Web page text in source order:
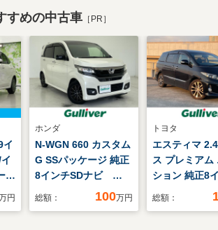
すめの中古車 ［PR］
イ
ム
円
ホンダ
N-WGN 660 カスタム
G SSパッケージ 純正
8インチSDナビ
Bluetooth USB バ
総額： 100万円
トヨタ
エスティマ
ス プレミアム
ション 純正8
ビ フルセ
総額：